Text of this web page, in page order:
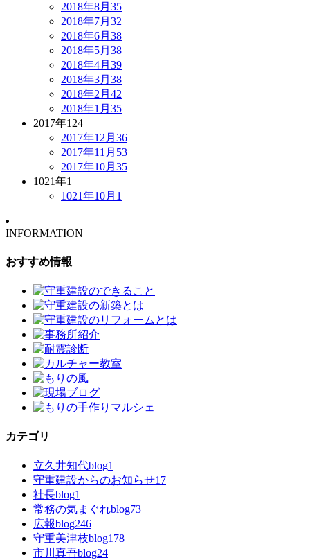
2018年8月 35
2018年7月 32
2018年6月 38
2018年5月 38
2018年4月 39
2018年3月 38
2018年2月 42
2018年1月 35
2017年124
2017年12月 36
2017年11月 53
2017年10月 35
1021年1
1021年10月 1
INFORMATION
おすすめ情報
カテゴリ
立久井知代blog1
守重建設からのお知らせ17
社長blog1
常務の気まぐれblog73
広報blog246
守重美津枝blog178
市川真吾blog24